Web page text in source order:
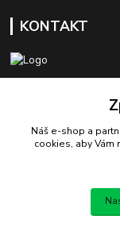
KONTAKT
+420 603 418
odbyt@bezva-
Náš e-shop a
cookies, aby Vám